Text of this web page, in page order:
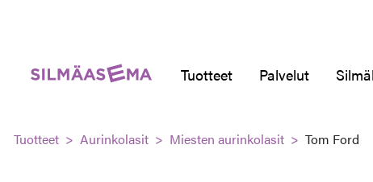
Tuotteet Palvelut
Tuotteet Aurinkolasit Miesten aurinkolasit Tom Ford